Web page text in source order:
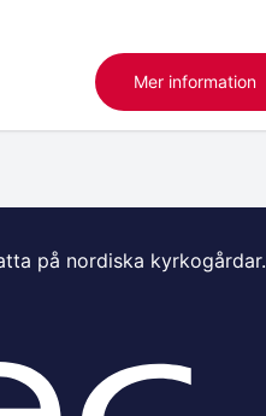
Mer information
på nordiska kyrkogårdar.